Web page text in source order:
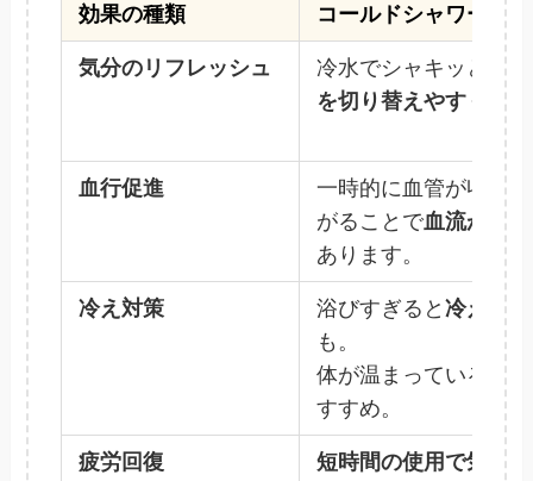
効果の種類 コールドシャワーの
気分のリフレッシュ
冷水でシャキッと目
を切り替えやすく
な
血行促進
一時的に血管が収縮
がることで血流が促
あります。
冷え対策 浴びすぎると 冷えを
も。
体が温まっていると
すすめ。
疲労回復
短時間の使用で気分